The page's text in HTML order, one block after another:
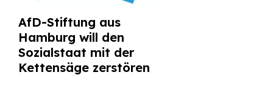
AfD-Stiftung aus
Hamburg will den
Sozialstaat mit der
Kettensäge zerstören